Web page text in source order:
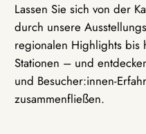
Lassen Sie sich von der
durch unsere
regionalen Highlights bis
Stationen – und
und Besucher:innen-
zusammenfließen.